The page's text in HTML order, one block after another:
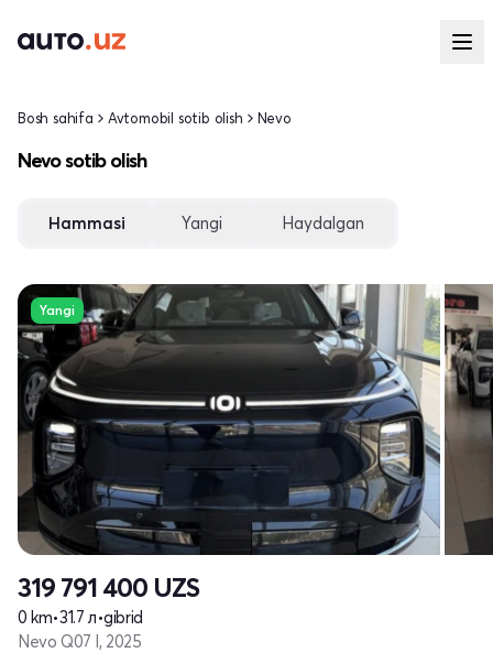
Bosh sahifa Avtomobil sotib olish Nevo
Nevo sotib olish
Hammasi Yangi Haydalgan
Yangi
319 791 400 UZS
0 km•31.7 л•gibrid
Nevo Q07 I, 2025